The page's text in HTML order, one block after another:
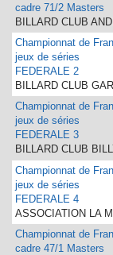
cadre 71/2 Masters
BILLARD CLUB
Championnat de
jeux de séries
FEDERALE 2
BILLARD CLUB
Championnat de
jeux de séries
FEDERALE 3
BILLARD CLUB
Championnat de
jeux de séries
FEDERALE 4
ASSOCIATION LA
Championnat de
cadre 47/1 Masters